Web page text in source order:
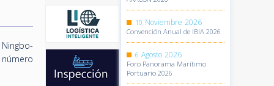
10 Noviembre 2026
Convención Anual de IBIA 2026
6 Agosto 2026
Foro Panorama Marítimo
Portuario 2026